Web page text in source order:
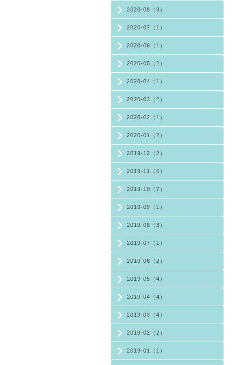
2020-08（3）
2020-07（1）
2020-06（1）
2020-05（2）
2020-04（1）
2020-03（2）
2020-02（1）
2020-01（2）
2019-12（2）
2019-11（6）
2019-10（7）
2019-09（1）
2019-08（3）
2019-07（1）
2019-06（2）
2019-05（4）
2019-04（4）
2019-03（4）
2019-02（2）
2019-01（1）